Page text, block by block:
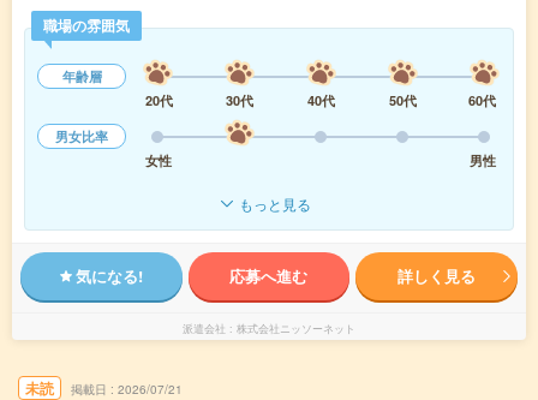
職場の雰囲気
年齢層
20代
30代 40代 50代
60代
男女比率
女性
男性
もっと見る
気になる! 応募へ進む 詳しく見る
派遣会社 株式会社ニッソーネット
未読 掲載日 2026/07/21